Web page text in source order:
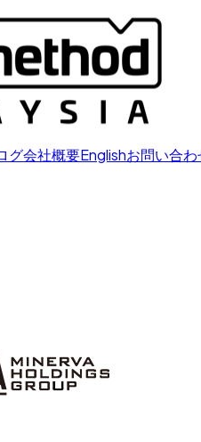
グ会社概要Englishお問い合わ